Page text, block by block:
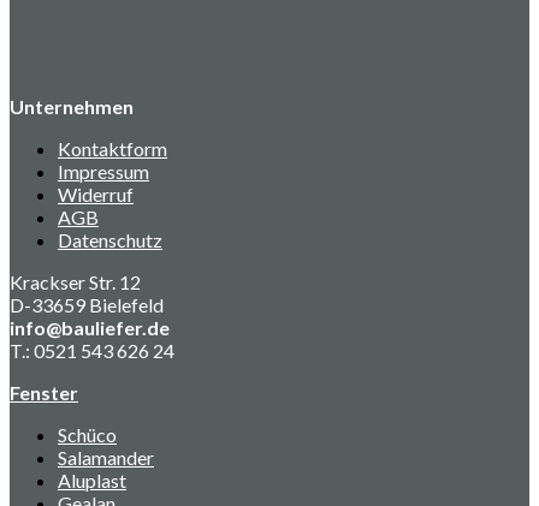
Unternehmen
Kontaktform
Impressum
Widerruf
AGB
Datenschutz
Krackser Str. 12
D-33659 Bielefeld
info@bauliefer.de
T.: 0521 543 626 24
Fenster
Schüco
Salamander
Aluplast